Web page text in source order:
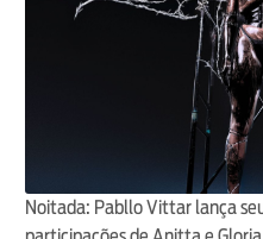
Noitada: Pabllo Vittar lança